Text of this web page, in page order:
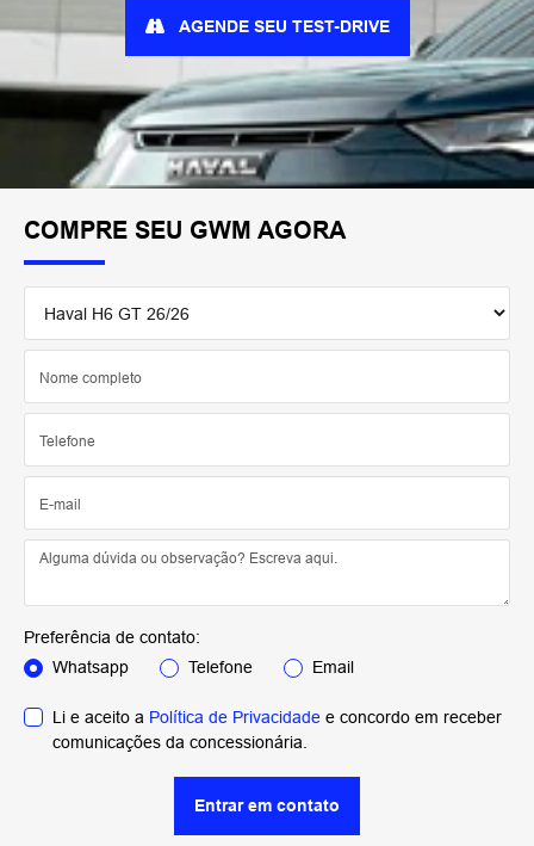
COMPRE SEU GWM AGORA
Preferência de contato:
Whatsapp
Telefone Email
Li e aceito a Política de Privacidade e concordo em receber
comunicações da concessionária.
Entrar em contato
AGENDE SEU TEST-DRIVE